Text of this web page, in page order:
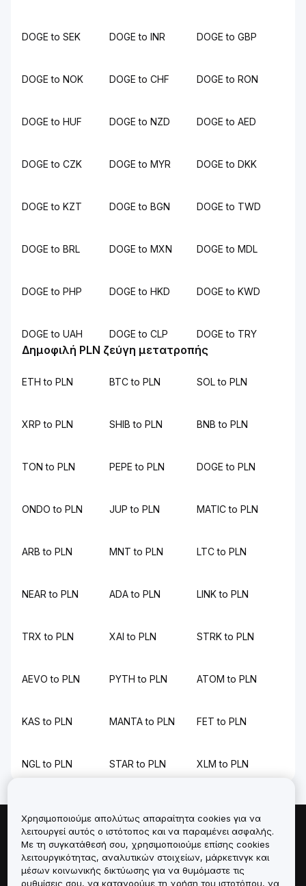
DOGE to SEK DOGE to INR DOGE to GBP
DOGE to NOK DOGE to CHF DOGE to RON
DOGE to HUF DOGE to NZD DOGE to AED
DOGE to CZK DOGE to MYR DOGE to DKK
DOGE to KZT DOGE to BGN DOGE to TWD
DOGE to BRL DOGE to MXN DOGE to MDL
DOGE to PHP DOGE to HKD DOGE to KWD
DOGE to UAH DOGE to CLP DOGE to TRY
Δημοφιλή PLN ζεύγη μετατροπής
ETH to PLN BTC to PLN SOL to PLN
XRP to PLN SHIB to PLN BNB to PLN
TON to PLN PEPE to PLN DOGE to PLN
ONDO to PLN JUP to PLN MATIC to PLN
ARB to PLN MNT to PLN LTC to PLN
NEAR to PLN ADA to PLN LINK to PLN
TRX to PLN XAI to PLN STRK to PLN
AEVO to PLN PYTH to PLN ATOM to PLN
KAS to PLN MANTA to PLN FET to PLN
NGL to PLN STAR to PLN XLM to PLN
Πληροφορίες για
Υπηρεσίες
Χρησιμοποιούμε απολύτως απαραίτητα cookies για να
λειτουργεί αυτός ο ιστότοπος και να παραμένει ασφαλής.
Με τη συγκατάθεσή σου, χρησιμοποιούμε επίσης cookies
λειτουργικότητας, αναλυτικών στοιχείων, μάρκετινγκ και
μέσων κοινωνικής δικτύωσης για να θυμόμαστε τις
ρυθμίσεις σου, να κατανοούμε τη χρήση του ιστοτόπου, να